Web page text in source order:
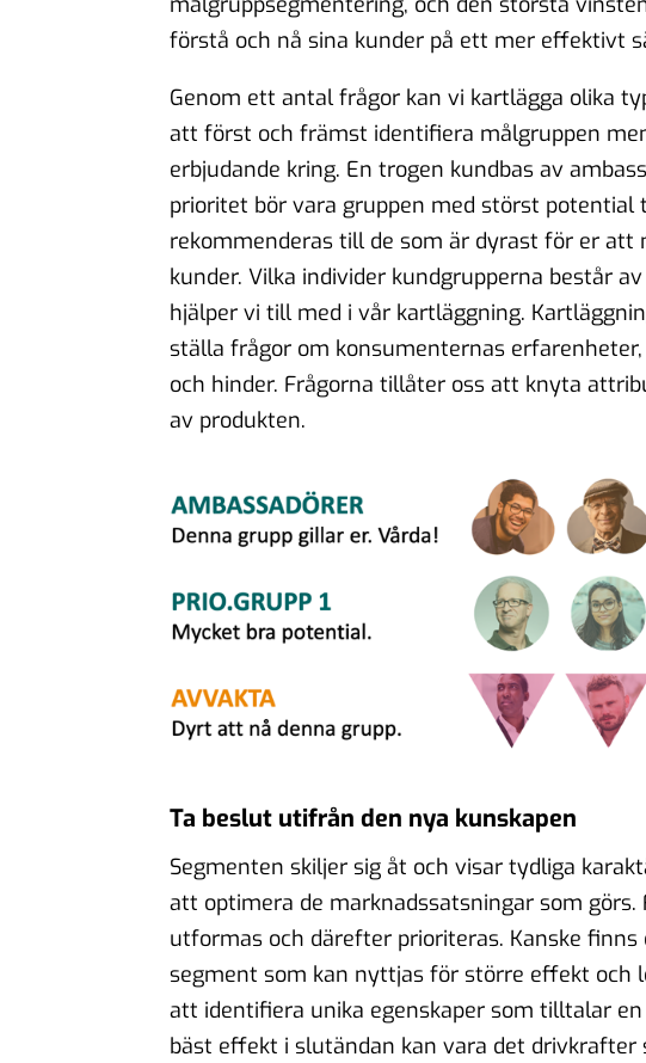
förstå och nå sina kunder på ett mer effektivt
Genom ett antal frågor kan vi kartlägga olika
att först och främst identifiera målgruppen
erbjudande kring. En trogen kundbas av
prioritet bör vara gruppen med störst potential
rekommenderas till de som är dyrast för er
kunder. Vilka individer kundgrupperna består
hjälper vi till med i vår kartläggning.
ställa frågor om konsumenternas
och hinder. Frågorna tillåter oss att knyta
av produkten.
Ta beslut utifrån den nya kunskapen
Segmenten skiljer sig åt och visar tydliga
att optimera de marknadssatsningar som
utformas och därefter prioriteras. Kanske
segment som kan nyttjas för större effekt och
att identifiera unika egenskaper som tilltalar
bäst effekt i slutändan kan vara det